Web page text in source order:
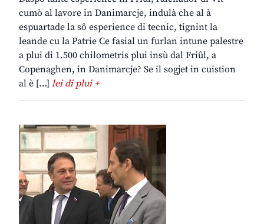
cumò al lavore in Danimarcje, indulà che al à
espuartade la sô esperience di tecnic, tignint la
leande cu la Patrie Ce fasial un furlan intune palestre
a plui di 1.500 chilometris plui insù dal Friûl, a
Copenaghen, in Danimarcje? Se il sogjet in cuistion
al è […] lei di plui +